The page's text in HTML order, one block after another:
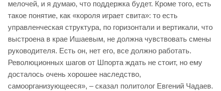
мелочей, и я думаю, что поддержка будет. Кроме того, есть
такое понятие, как «короля играет свита»: то есть
управленческая структура, по горизонтали и вертикали, что
выстроена в крае Ишаевым, не должна чувствовать смены
руководителя. Есть он, нет его, все должно работать.
Революционных шагов от Шпорта ждать не стоит, но ему
досталось очень хорошее наследство,
самоорганизующееся», – сказал политолог Евгений Чадаев.